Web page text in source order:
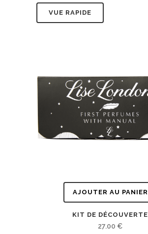
VUE RAPIDE
AJOUTER AU PANIER
KIT DE DÉCOUVERTE
27.00 €